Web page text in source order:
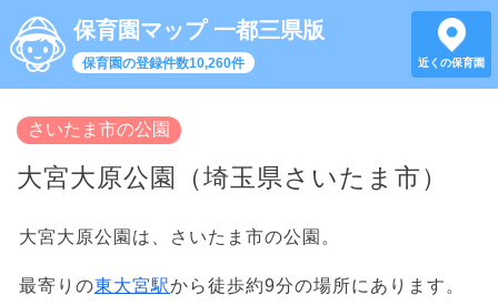
保育園マップ 一都三県版
保育園の登録件数10,260件 近くの保育園
さいたま市の公園
大宮大原公園（埼玉県さいたま市）
大宮大原公園は、さいたま市の公園。
最寄りの東大宮駅から徒歩約9分の場所にあります。